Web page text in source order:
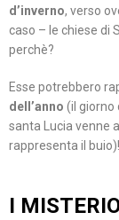
d’inverno, verso
caso – le chiese di
perchè?
Esse potrebbero
dell’anno (il giorno
santa Lucia venne
rappresenta il buio)!
I